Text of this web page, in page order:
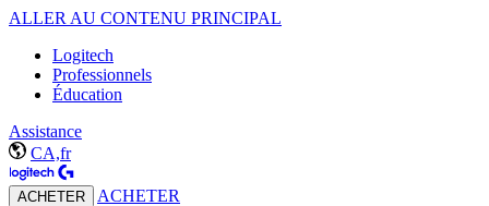
ALLER AU CONTENU PRINCIPAL
Logitech
Professionnels
Éducation
Assistance
CA,fr
ACHETER ACHETER